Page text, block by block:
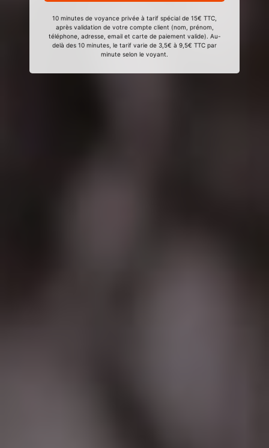
10 minutes de voyance privée à tarif spécial de 15€ TTC,
après validation de votre compte client (nom, prénom,
téléphone, adresse, email et carte de paiement valide). Au-
delà des 10 minutes, le tarif varie de 3,5€ à 9,5€ TTC par
minute selon le voyant.